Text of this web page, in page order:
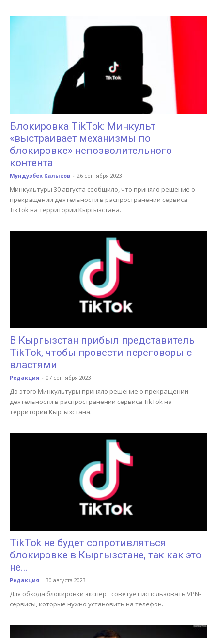
Блокировка TikTok: Минкульт
«выстраивает механизмы по
блокировке» непозволительного
контента
Мундузбек Калыков - 26 сентября 2023
Минкультуры 30 августа сообщило, что приняло решение о
прекращении деятельности в распространении сервиса
TikTok на территории Кыргызстана.
В Кыргызстан прибыл представитель
TikTok, чтобы провести переговоры с
властями
Редакция - 07 сентября 2023
До этого Минкультуры приняло решение о прекращении
деятельности в распространении сервиса TikTok на
территории Кыргызстана.
TikTok не будет сопротивляться
блокировке в Кыргызстане, так как это
не...
Редакция - 30 августа 2023
Для обхода блокировки эксперт советует использовать VPN-
сервисы, которые нужно установить на телефон.